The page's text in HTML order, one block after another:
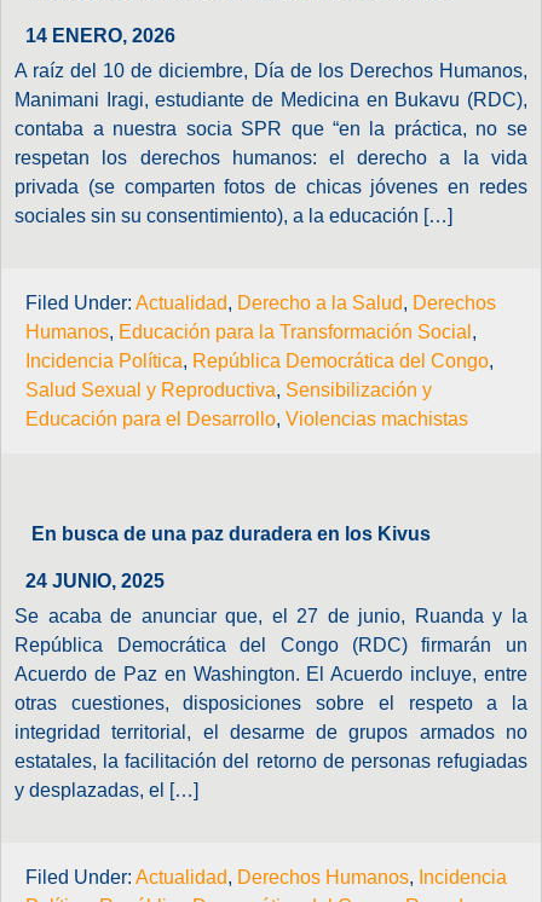
14 ENERO, 2026
A raíz del 10 de diciembre, Día de los Derechos Humanos,
Manimani Iragi, estudiante de Medicina en Bukavu (RDC),
contaba a nuestra socia SPR que “en la práctica, no se
respetan los derechos humanos: el derecho a la vida
privada (se comparten fotos de chicas jóvenes en redes
sociales sin su consentimiento), a la educación […]
Filed Under: Actualidad, Derecho a la Salud, Derechos
Humanos, Educación para la Transformación Social ,
Incidencia Política, República Democrática del Congo,
Salud Sexual y Reproductiva, Sensibilización y
Educación para el Desarrollo, Violencias machistas
En busca de una paz duradera en los Kivus
24 JUNIO, 2025
Se acaba de anunciar que, el 27 de junio, Ruanda y la
República Democrática del Congo (RDC) firmarán un
Acuerdo de Paz en Washington. El Acuerdo incluye, entre
otras cuestiones, disposiciones sobre el respeto a la
integridad territorial, el desarme de grupos armados no
estatales, la facilitación del retorno de personas refugiadas
y desplazadas, el […]
Filed Under: Actualidad, Derechos Humanos, Incidencia